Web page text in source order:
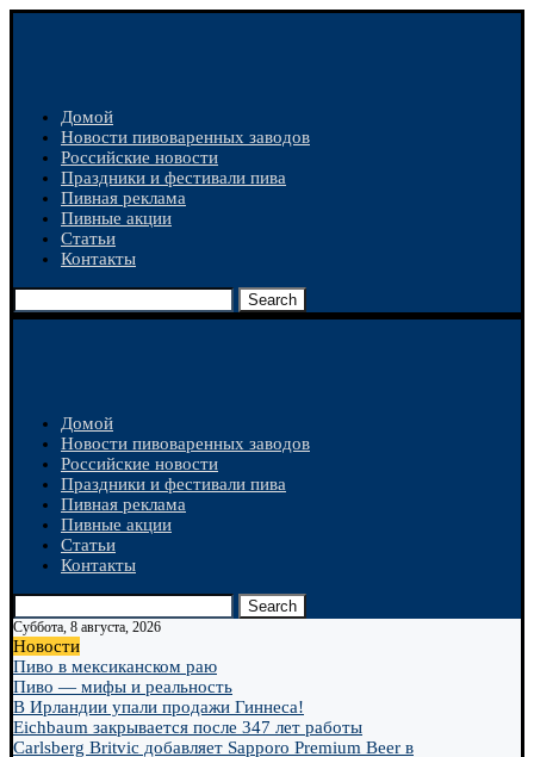
Домой
Новости пивоваренных заводов
Российские новости
Праздники и фестивали пива
Пивная реклама
Пивные акции
Статьи
Контакты
Search
Домой
Новости пивоваренных заводов
Российские новости
Праздники и фестивали пива
Пивная реклама
Пивные акции
Статьи
Контакты
Search
Суббота, 8 августа, 2026
Новости
Пиво в мексиканском раю
Пиво — мифы и реальность
В Ирландии упали продажи Гиннеса!
Eichbaum закрывается после 347 лет работы
Carlsberg Britvic добавляет Sapporo Premium Beer в